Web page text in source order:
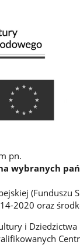
pn.
wybranych
(Funduszu
2020 oraz
i